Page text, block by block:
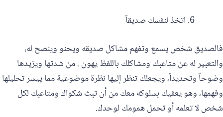
اتخذ لنفسك صديقاً
فالصديق شخص يسمع وتفهم مشاكل صديقه ويحنو وينصح له،
والتعبير له عن متاعبك ومشاكلك باللفظ يهون . من شدتها ويزيدها
وضوحاً وتحديداً، ويجعلك تنظر إليها نظرة موضوعية مما ييسر تحليلها
وفهمها، وهو يعفيك بسلوكه معك من أن تبث شكواك ومتاعبك لكل
شخص لا تعلمه أو تحمل همومك لوحدك.